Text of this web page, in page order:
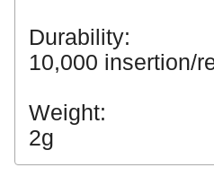
Durability:
10,000 insertion/
Weight:
2g